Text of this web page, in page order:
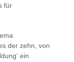
für
der zehn, von
ein